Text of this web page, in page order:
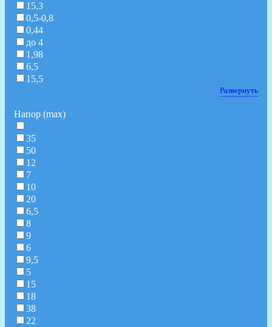
15,3
0,5-0,8
0,44
до 4
1,98
6,5
15,5
Развернуть
Напор (max)
35
50
12
7
10
20
6,5
8
9
6
9,5
5
15
18
38
22